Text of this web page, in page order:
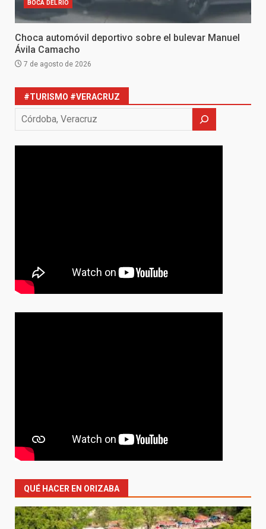
BOCA DEL RIO
Choca automóvil deportivo sobre el bulevar Manuel
Ávila Camacho
7 de agosto de 2026
#TURISMO #VERACRUZ
QUÉ HACER EN ORIZABA